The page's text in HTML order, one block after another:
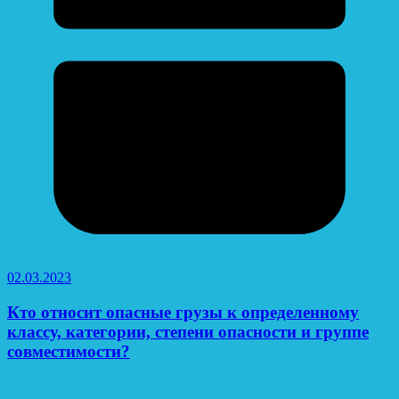
02.03.2023
Кто относит опасные грузы к определенному
классу, категории, степени опасности и группе
совместимости?